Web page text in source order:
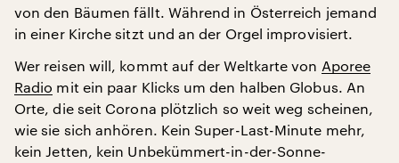
von den Bäumen fällt. Während in Österreich jemand
in einer Kirche sitzt und an der Orgel improvisiert.
Wer reisen will, kommt auf der Weltkarte von Aporee
Radio mit ein paar Klicks um den halben Globus. An
Orte, die seit Corona plötzlich so weit weg scheinen,
wie sie sich anhören. Kein Super-Last-Minute mehr,
kein Jetten, kein Unbekümmert-in-der-Sonne-